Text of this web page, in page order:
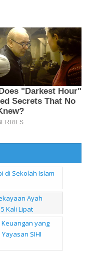
di Sekolah Islam
Ayah
Kali Lipat
yang
SIHI